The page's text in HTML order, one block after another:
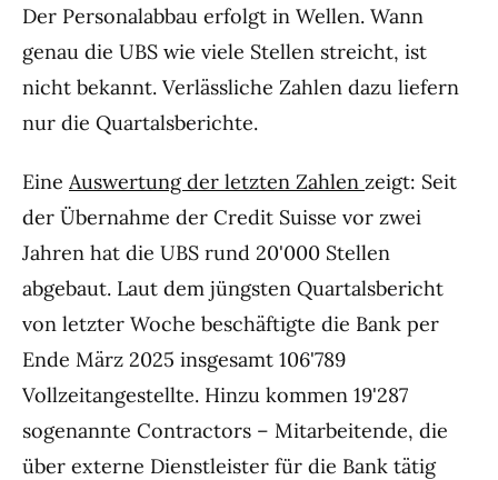
Der Personalabbau erfolgt in Wellen. Wann
genau die UBS wie viele Stellen streicht, ist
nicht bekannt. Verlässliche Zahlen dazu liefern
nur die Quartalsberichte.
Eine Auswertung der letzten Zahlen zeigt: Seit
der Übernahme der Credit Suisse vor zwei
Jahren hat die UBS rund 20'000 Stellen
abgebaut. Laut dem jüngsten Quartalsbericht
von letzter Woche beschäftigte die Bank per
Ende März 2025 insgesamt 106'789
Vollzeitangestellte. Hinzu kommen 19'287
sogenannte Contractors – Mitarbeitende, die
über externe Dienstleister für die Bank tätig